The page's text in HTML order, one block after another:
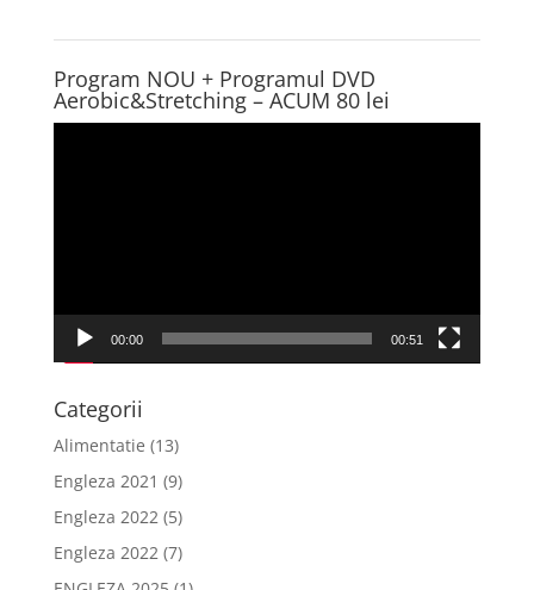
Program NOU + Programul DVD
Aerobic&Stretching – ACUM 80 lei
00:00 00:51
Categorii
Alimentatie (13)
Engleza 2021 (9)
Engleza 2022(5)
Engleza 2022(7)